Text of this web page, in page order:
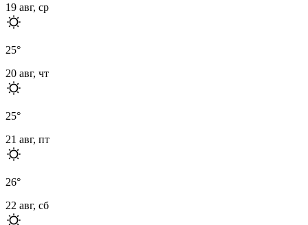
19 авг, ср
25°
20 авг, чт
25°
21 авг, пт
26°
22 авг, сб